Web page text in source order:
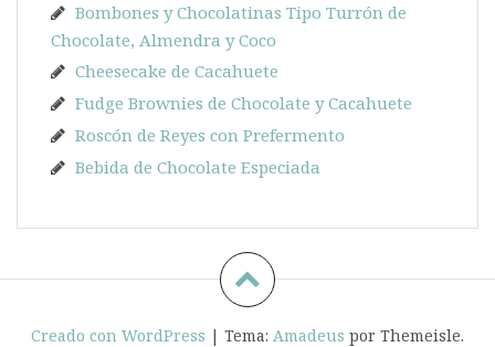
Bombones y Chocolatinas Tipo Turrón de
Chocolate, Almendra y Coco
Cheesecake de Cacahuete
Fudge Brownies de Chocolate y Cacahuete
Roscón de Reyes con Prefermento
Bebida de Chocolate Especiada
Creado con WordPress | Tema: Amadeus por Themeisle.